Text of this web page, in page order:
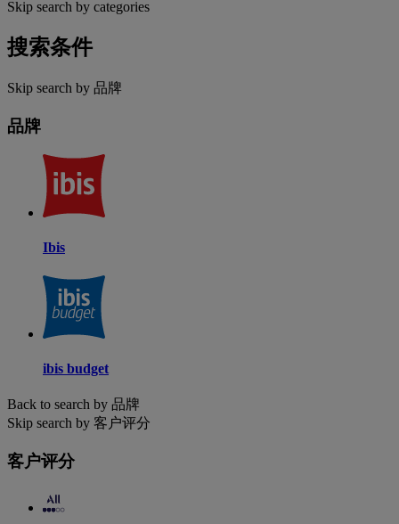
Skip search by categories
搜索条件
Skip search by 品牌
品牌
Ibis
ibis budget
Back to search by 品牌
Skip search by 客户评分
客户评分